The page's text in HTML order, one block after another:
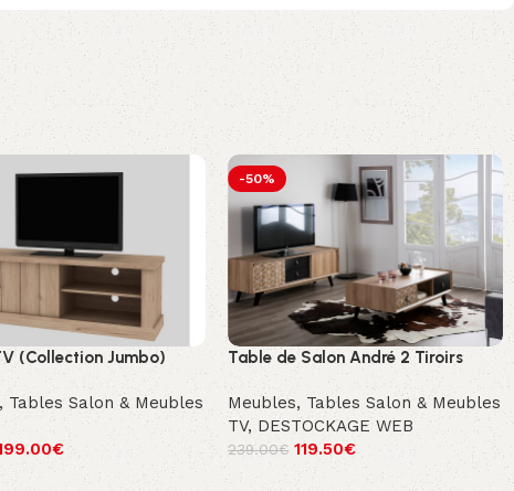
(Collection Jumbo)
, Tables Salon & Meubles
€
-50%
Table de Salon André 2 Tiroirs
Meubles, Tables Salon & Meubles
TV, DESTOCKAGE WEB
239.00€ 119.50€